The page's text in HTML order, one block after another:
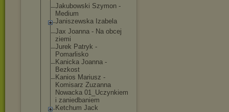
Jakubowski Szymon -
Medium
Janiszewska Izabela
Jax Joanna - Na obcej
ziemi
Jurek Patryk -
Pomarlisko
Kanicka Joanna -
Bezkost
Kanios Mariusz -
Komisarz Zuzanna
Nowacka 01_Uczynkiem
i zaniedbaniem
Ketchum Jack